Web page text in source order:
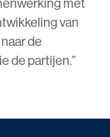
met
van
de
de partijen.”